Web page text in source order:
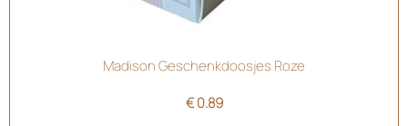
Madison Geschenkdoosjes Roze
€0.89